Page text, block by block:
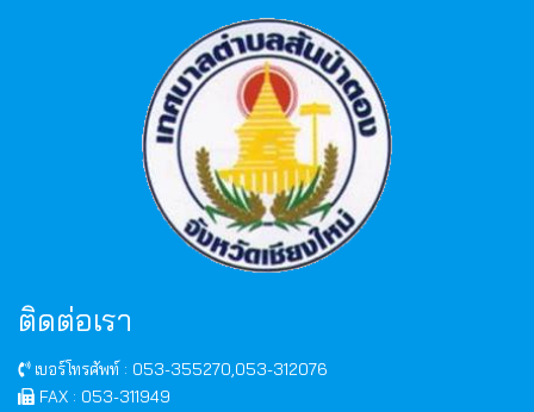
ติดต่อเรา
เบอร์โทรศัพท์ : 053-355270,053-312076
FAX : 053-311949